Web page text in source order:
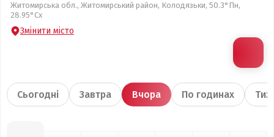
Житомирська обл., Житомирський район, Колодязьки, 50.3°Пн,
28.95°Сх
Змінити місто
Сьогодні Завтра Вчора По годинах